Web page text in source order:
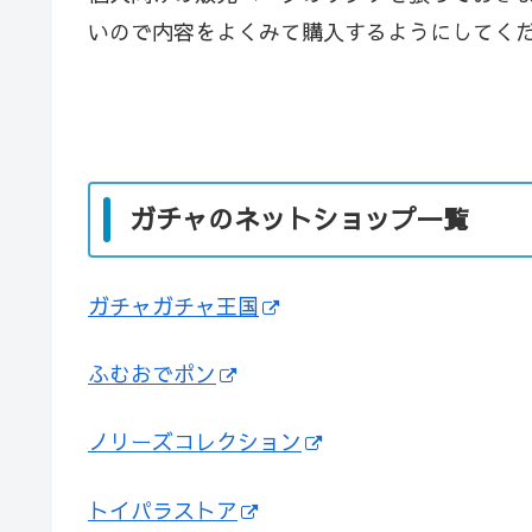
いので内容をよくみて購入するようにしてく
ガチャのネットショップ一覧
ガチャガチャ王国
ふむおでポン
ノリーズコレクション
トイパラストア